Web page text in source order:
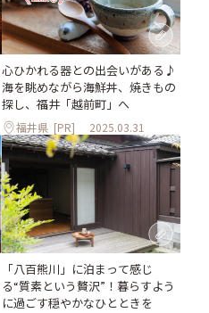
心ひかれる器との出会いがある♪
海を眺めながら海鮮丼、焼きもの
探し、福井「越前町」へ
福井県 [PR] 2025.03.31
「八百熊川」に泊まって感じ
る“質素という贅沢”！暮らすよう
に過ごす穏やかなひとときを